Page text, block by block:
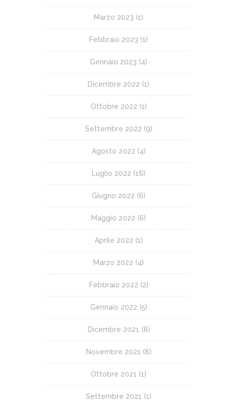
Marzo 2023 (1)
Febbraio 2023 (1)
Gennaio 2023 (4)
Dicembre 2022 (1)
Ottobre 2022 (1)
Settembre 2022 (9)
Agosto 2022 (4)
Luglio 2022 (16)
Giugno 2022 (6)
Maggio 2022 (6)
Aprile 2022 (1)
Marzo 2022 (4)
Febbraio 2022 (2)
Gennaio 2022 (5)
Dicembre 2021 (8)
Novembre 2021 (8)
Ottobre 2021 (1)
Settembre 2021 (1)